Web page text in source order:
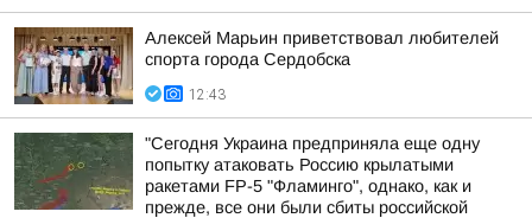
Алексей Марьин приветствовал любителей
спорта города Сердобска
12:43
"Сегодня Украина предприняла еще одну
попытку атаковать Россию крылатыми
ракетами FP-5 "Фламинго", однако, как и
прежде, все они были сбиты российской